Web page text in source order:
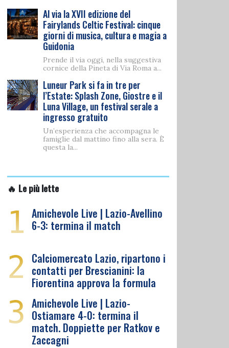
Al via la XVII edizione del
Fairylands Celtic Festival: cinque
giorni di musica, cultura e magia a
Guidonia
Prende il via oggi, nella suggestiva
cornice della Pineta di Via Roma a...
Luneur Park si fa in tre per
l’Estate: Splash Zone, Giostre e il
Luna Village, un festival serale a
ingresso gratuito
Un’esperienza che accompagna le
famiglie dal mattino fino alla sera. È
questa la...
🔥 Le più lette
1 Amichevole Live | Lazio-Avellino
6-3: termina il match
2 Calciomercato Lazio, ripartono i
contatti per Brescianini: la
Fiorentina approva la formula
3 Amichevole Live | Lazio-
Ostiamare 4-0: termina il
match. Doppiette per Ratkov e
Zaccagni